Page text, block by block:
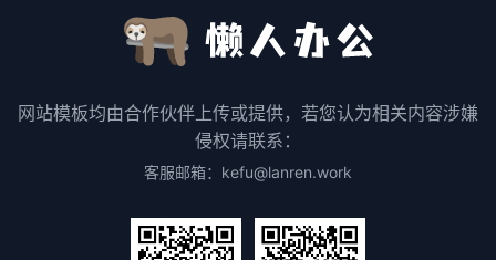
网站模板均由合作伙伴上传或提供，若您认为相关内容涉嫌
侵权请联系：
客服邮箱：kefu@lanren.work